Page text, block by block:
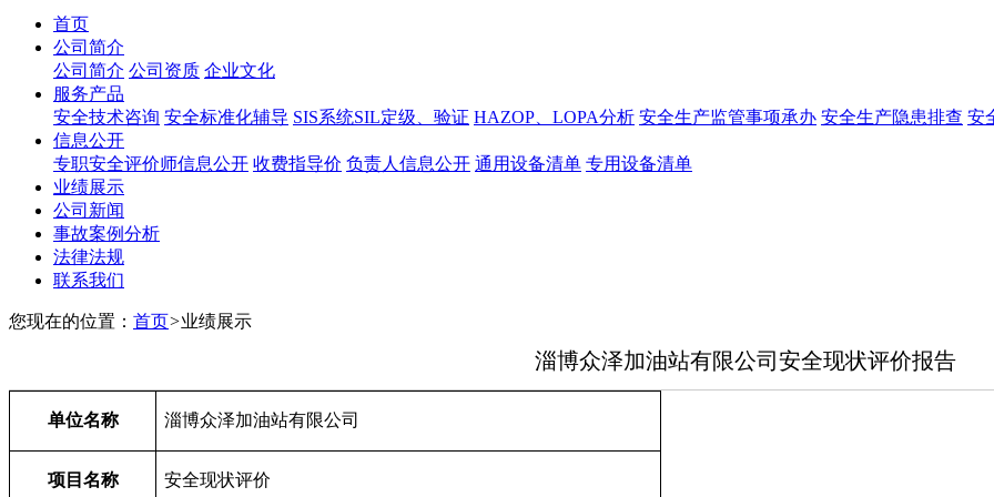
首页
公司简介
公司简介 公司资质 企业文化
服务产品
安全技术咨询 安全标准化辅导 SIS系统SIL定级、验证 HAZOP、LOPA分析 安全生产监管事项承办 安全生产隐患排查 安
信息公开
专职安全评价师信息公开 收费指导价 负责人信息公开 通用设备清单 专用设备清单
业绩展示
公司新闻
事故案例分析
法律法规
联系我们
您现在的位置： 首页>业绩展示
淄博众泽加油站有限公司安全现状评价报告
单位名称 淄博众泽加油站有限公司
项目名称 安全现状评价